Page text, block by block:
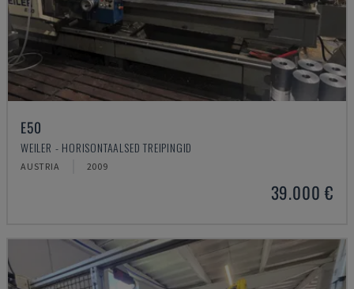
E50
WEILER - HORISONTAALSED TREIPINGID
AUSTRIA 2009
39.000 €